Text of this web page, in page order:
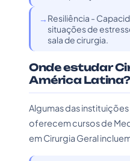
Resiliência -
situações de
sala de cirurgia.
Onde estudar
América Latina?
Algumas das
oferecem cursos de
em Cirurgia Geral